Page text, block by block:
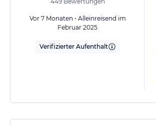
Vor 7 Monaten • Alleinreisend im
Februar 2025
Verifizierter Aufenthalt